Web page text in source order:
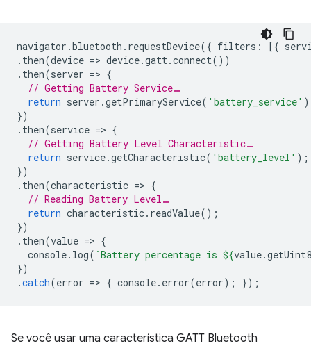
navigator .bluetooth . requestDevice({ filters : [{
. then(device => device.gatt.connect())
. then(server => {
// Getting Battery Service…
return server .getPrimaryService( 'battery_service'
})
. then(service => {
// Getting Battery Level Characteristic…
return service.getCharacteristic( 'battery_level' );
})
. then(characteristic => {
// Reading Battery Level…
return characteristic. readValue();
})
. then(value => {
console. log( `Battery percentage is ${value.getUint8
})
.catch(error => { console. error(error); });
Se você usar uma característica GATT Bluetooth